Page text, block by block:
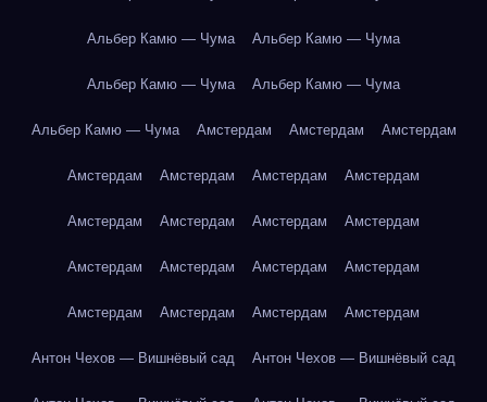
Альбер Камю — Чума Альбер Камю — Чума
Альбер Камю — Чума Альбер Камю — Чума
Альбер Камю — Чума Амстердам Амстердам Амстердам
Амстердам Амстердам Амстердам Амстердам
Амстердам Амстердам Амстердам Амстердам
Амстердам Амстердам Амстердам Амстердам
Амстердам Амстердам Амстердам Амстердам
Антон Чехов — Вишнёвый сад Антон Чехов — Вишнёвый сад